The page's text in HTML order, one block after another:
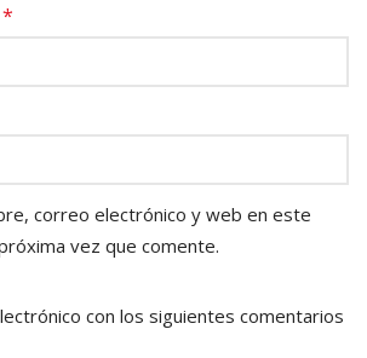
*
correo electrónico y web en este
vez que comente.
con los siguientes comentarios